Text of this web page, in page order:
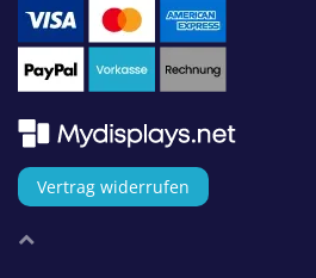
Vertrag widerrufen